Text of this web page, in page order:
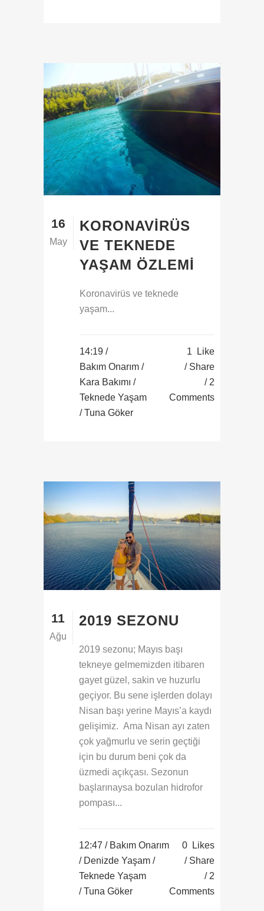
16
May
KORONAVIRÜS
VE TEKNEDE
YAŞAM ÖZLEMI
Koronavirüs ve teknede
yaşam...
14:19 /
Bakım Onarım /
Kara Bakımı /
Teknede Yaşam
/ Tuna Göker
1
Like
Share
2
Comments
11
Ağu
2019 SEZONU
2019 sezonu; Mayıs başı
tekneye gelmemizden itibaren
gayet güzel, sakin ve huzurlu
geçiyor. Bu sene işlerden dolayı
Nisan başı yerine Mayıs’a kaydı
gelişimiz. Ama Nisan ayı zaten
çok yağmurlu ve serin geçtiği
için bu durum beni çok da
üzmedi açıkçası. Sezonun
başlarınaysa bozulan hidrofor
pompası...
12:47 / Bakım Onarım
/ Denizde Yaşam /
Teknede Yaşam
/ Tuna Göker
0 Likes
Share
2
Comments